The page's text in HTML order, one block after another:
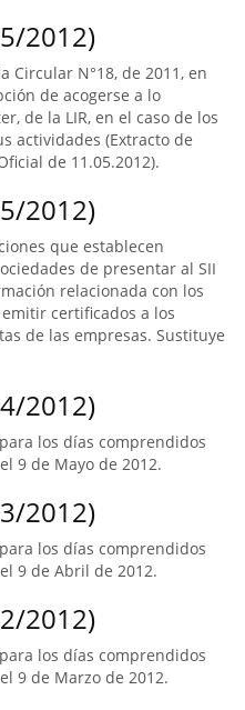
2012)
Circular N°18, de 2011, en
de acogerse a lo
de la LIR, en el caso de los
actividades (Extracto de
de 11.05.2012).
2012)
que establecen
de presentar al SII
relacionada con los
certificados a los
de las empresas. Sustituye
2012)
los días comprendidos
9 de Mayo de 2012.
2012)
los días comprendidos
9 de Abril de 2012.
2012)
los días comprendidos
9 de Marzo de 2012.